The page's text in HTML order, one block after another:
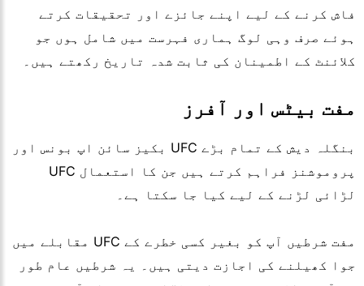
فاش کرنے کے لیے اپنے جائزے اور تحقیقات کرتے
ہوئے صرف وہی لوگ ہماری فہرست میں شامل ہوں جو
کلائنٹ کے اطمینان کی ثابت شدہ تاریخ رکھتے ہیں۔
مفت بیٹس اور آفرز
بنگلہ دیش کے تمام بڑے UFC بکیز سائن اپ بونس اور
پروموشنز فراہم کرتے ہیں جن کا استعمال UFC
لڑائی لڑنے کے لیے کیا جا سکتا ہے۔
مفت شرطیں آپ کو بغیر کسی خطرے کے UFC مقابلے میں
جوا کھیلنے کی اجازت دیتی ہیں۔ یہ شرطیں عام طور